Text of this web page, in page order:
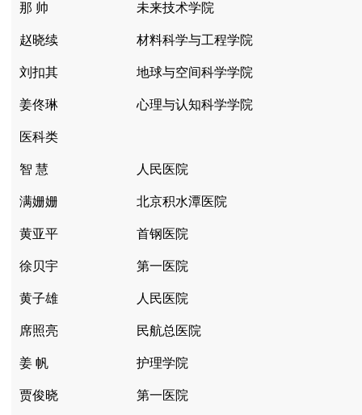
那 帅 未来技术学院
赵晓续 材料科学与工程学院
刘扣其 地球与空间科学学院
姜佟琳 心理与认知科学学院
医科类
智 慧 人民医院
满姗姗 北京积水潭医院
黄亚平 首钢医院
徐贝宇 第一医院
黄子雄 人民医院
席照亮 民航总医院
姜 帆 护理学院
贾俊晓 第一医院